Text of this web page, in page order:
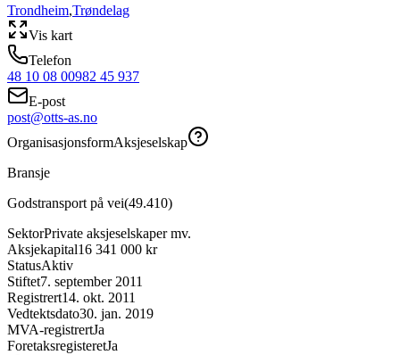
Trondheim,Trøndelag
Vis kart
Telefon
48 10 08 00982 45 937
E-post
post@otts-as.no
OrganisasjonsformAksjeselskap
Bransje
Godstransport på vei(49.410)
SektorPrivate aksjeselskaper mv.
Aksjekapital16 341 000 kr
StatusAktiv
Stiftet7. september 2011
Registrert14. okt. 2011
Vedtektsdato30. jan. 2019
MVA-registrertJa
ForetaksregisteretJa